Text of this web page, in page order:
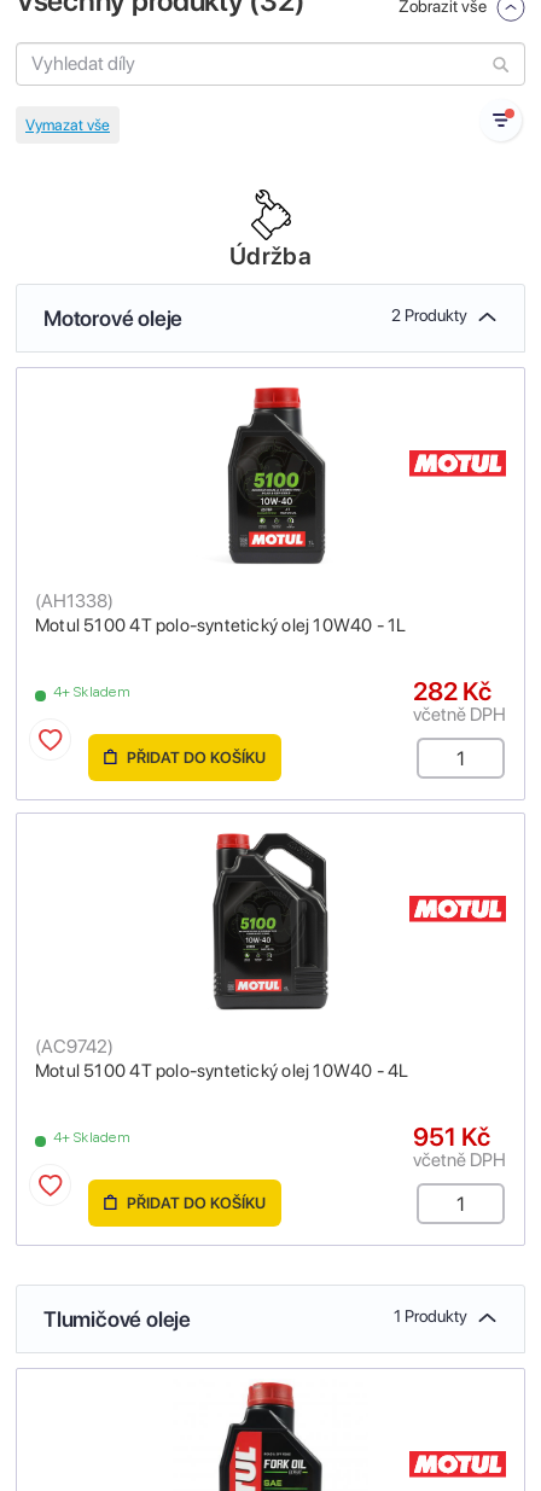
Zobrazit vše
Údržba
Motorové oleje 2 Produkty
Motul 5100 4T polo-syntetický olej 10W40 - 1L
(AH1338)
4+ Skladem 282 Kč
včetně DPH
PŘIDAT DO KOŠÍKU
Motul 5100 4T polo-syntetický olej 10W40 - 4L
(AC9742)
4+ Skladem 951 Kč
včetně DPH
PŘIDAT DO KOŠÍKU
Tlumičové oleje 1 Produkty